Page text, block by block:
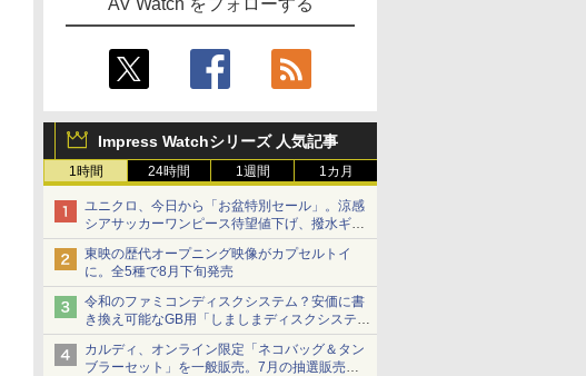
AV Watch をフォローする
Impress Watchシリーズ 人気記事
1時間 24時間 1週間 1カ月
ユニクロ、今日から「お盆特別セール」。涼感
シアサッカーワンピース待望値下げ、撥水ギア
ショーツは1990円に
東映の歴代オープニング映像がカプセルトイ
に。全5種で8月下旬発売
令和のファミコンディスクシステム？安価に書
き換え可能なGB用「しましまディスクシステ
ム」
カルディ、オンライン限定「ネコバッグ＆タン
ブラーセット」を一般販売。7月の抽選販売の